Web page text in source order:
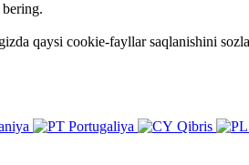
qaysi cookie-fayllar saqlanishini
Portugaliya Qibris